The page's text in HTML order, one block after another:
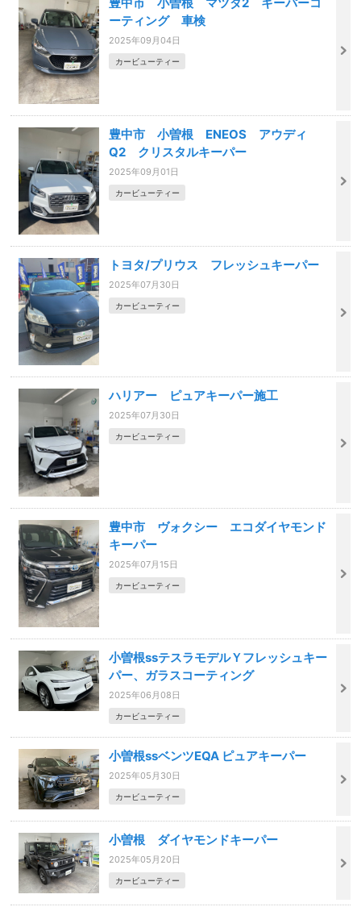
ーティング 車検
2025年09月04日
カービューティー
豊中市 小曽根 ENEOS アウディ
Q2 クリスタルキーパー
2025年09月01日
カービューティー
トヨタ/プリウス フレッシュキーパー
2025年07月30日
カービューティー
ハリアー ピュアキーパー施工
2025年07月30日
カービューティー
豊中市 ヴォクシー エコダイヤモンド
キーパー
2025年07月15日
カービューティー
小曽根ssテスラモデルＹフレッシュキー
パー、ガラスコーティング
2025年06月08日
カービューティー
小曽根ssベンツEQA ピュアキーパー
2025年05月30日
カービューティー
小曽根 ダイヤモンドキーパー
2025年05月20日
カービューティー